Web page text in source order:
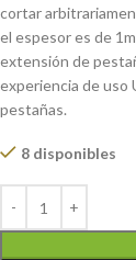
cortar
el espesor es de
extensión de
experiencia de uso
pestañas.
8 disponibles